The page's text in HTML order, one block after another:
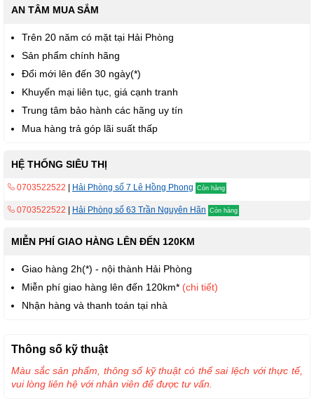
AN TÂM MUA SẮM
Trên 20 năm có mặt tại Hải Phòng
Sản phẩm chính hãng
Đổi mới lên đến 30 ngày(*)
Khuyến mại liên tục, giá cạnh tranh
Trung tâm bảo hành các hãng uy tín
Mua hàng trả góp lãi suất thấp
HỆ THỐNG SIÊU THỊ
0703522522 Hải Phòng số 7 Lê Hồng Phong Còn hàng
0703522522 Hải Phòng số 63 Trần Nguyên Hãn Còn hàng
MIỄN PHÍ GIAO HÀNG LÊN ĐẾN 120KM
Giao hàng 2h(*) - nội thành Hải Phòng
Miễn phí giao hàng lên đến 120km* (chi tiết)
Nhận hàng và thanh toán tại nhà
Thông số kỹ thuật
Màu sắc sản phẩm, thông số kỹ thuật có thể sai lệch với thực tế,
vui lòng liên hệ với nhân viên để được tư vấn.